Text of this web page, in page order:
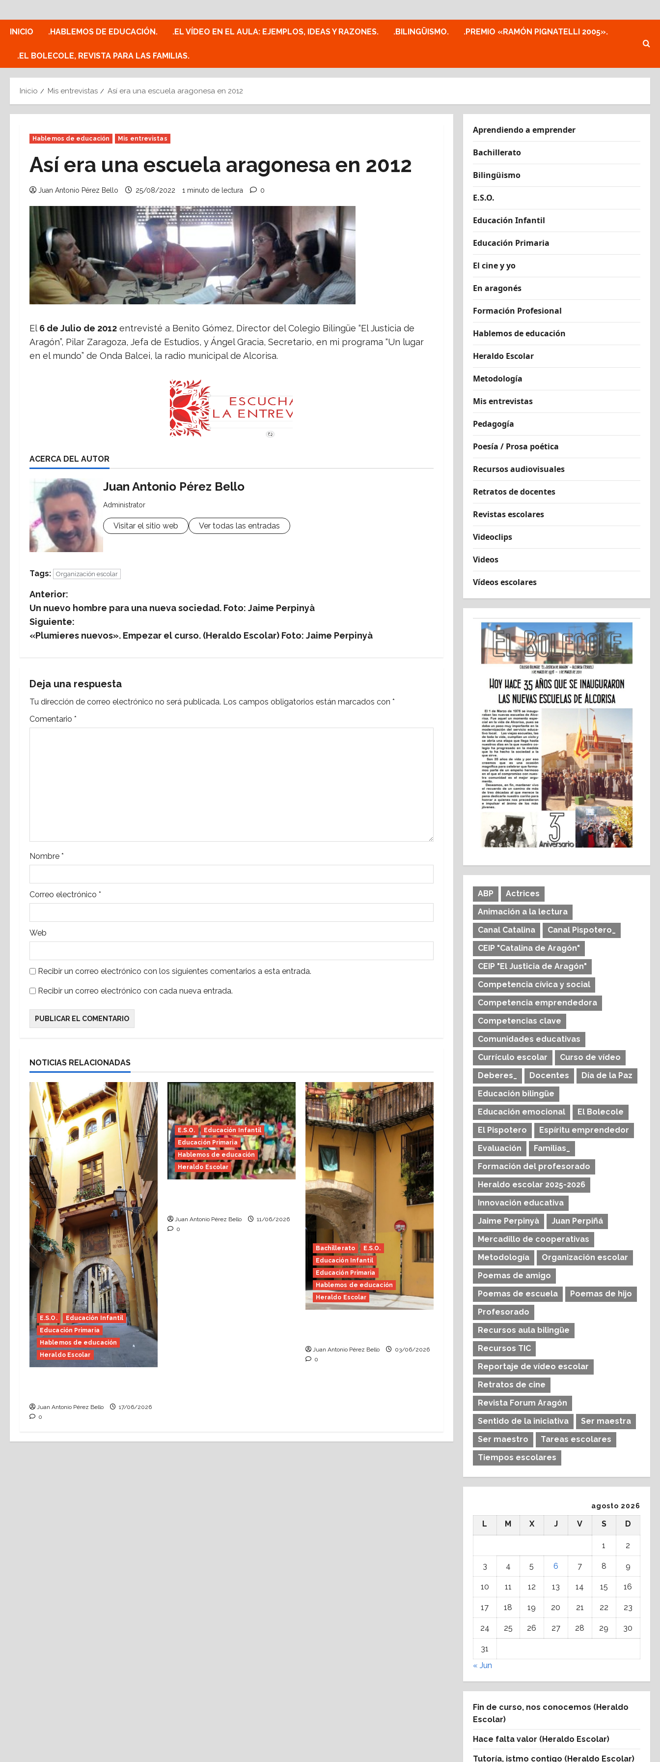
al
contenido
INICIO .HABLEMOS DE EDUCACIÓN. .EL VÍDEO EN EL AULA: EJEMPLOS, IDEAS Y RAZONES. .BILINGÜISMO. .PREMIO «RAMÓN PIGNATELLI 2005».
.EL BOLECOLE, REVISTA PARA LAS FAMILIAS.
Inicio Mis entrevistas Así era una escuela aragonesa en 2012
Hablemos de educación Mis entrevistas
Así era una escuela aragonesa en 2012
Juan Antonio Pérez Bello 25/08/2022 1 minuto de lectura 0
El 6 de Julio de 2012 entrevisté a Benito Gómez, Director del Colegio Bilingüe “El Justicia de
Aragón”, Pilar Zaragoza, Jefa de Estudios, y Ángel Gracia, Secretario, en mi programa “Un lugar
en el mundo” de Onda Balcei, la radio municipal de Alcorisa.
ACERCA DEL AUTOR
Juan Antonio Pérez Bello
Administrator
Visitar el sitio web Ver todas las entradas
Tags: Organización escolar
N
a
v
g
a
c
e
n
t
r
a
a
s
Anterior:
Un nuevo hombre para una nueva sociedad. Foto: Jaime Perpinyà
Siguiente:
«Plumieres nuevos». Empezar el curso. (Heraldo Escolar) Foto: Jaime Perpinyà
Deja una respuesta
Tu dirección de correo electrónico no será publicada. Los campos obligatorios están marcados con *
Comentario *
Nombre *
Correo electrónico *
Web
Recibir un correo electrónico con los siguientes comentarios a esta entrada.
Recibir un correo electrónico con cada nueva entrada.
NOTICIAS RELACIONADAS
E.S.O.
Educación Infantil
Educación Primaria
Hablemos de educación
Heraldo Escolar
Juan Antonio Pérez Bello
17/06/2026
0
E.S.O.
Educación Infantil
Educación Primaria
Hablemos de educación
Heraldo Escolar
Juan Antonio Pérez Bello
11/06/2026
0
Bachillerato
E.S.O.
Educación Infantil
Educación Primaria
Hablemos de educación
Heraldo Escolar
Juan Antonio Pérez Bello
03/06/2026
0
Aprendiendo a emprender
Bachillerato
Bilingüismo
E.S.O.
Educación Infantil
Educación Primaria
El cine y yo
En aragonés
Formación Profesional
Hablemos de educación
Heraldo Escolar
Metodología
Mis entrevistas
Pedagogía
Poesía / Prosa poética
Recursos audiovisuales
Retratos de docentes
Revistas escolares
Videoclips
Videos
Vídeos escolares
ABP
Actrices
Animación a la lectura
Canal Catalina
Canal Pispotero_
CEIP "Catalina de Aragón"
CEIP "El Justicia de Aragón"
Competencia cívica y social
Competencia emprendedora
Competencias clave
Comunidades educativas
Currículo escolar
Curso de vídeo
Deberes_
Docentes
Día de la Paz
Educación bilingüe
Educación emocional
El Bolecole
El Pispotero
Espíritu emprendedor
Evaluación
Familias_
Formación del profesorado
Heraldo escolar 2025-2026
Innovación educativa
Jaime Perpinyà
Juan Perpiñá
Mercadillo de cooperativas
Metodología
Organización escolar
Poemas de amigo
Poemas de escuela
Poemas de hijo
Profesorado
Recursos aula bilingüe
Recursos TIC
Reportaje de vídeo escolar
Retratos de cine
Revista Forum Aragón
Sentido de la iniciativa
Ser maestra
Ser maestro
Tareas escolares
Tiempos escolares
agosto 2026
L M X J V S D
1 2
3 4 5 6 7 8 9
10 11 12 13 14 15 16
17 18 19 20 21 22 23
24 25 26 27 28 29 30
31
« Jun
Fin de curso, nos conocemos (Heraldo
Escolar)
Hace falta valor (Heraldo Escolar)
Tutoría, istmo contigo (Heraldo Escolar)